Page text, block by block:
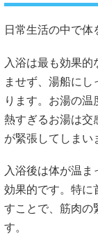
日常生活の中で体
入浴は最も効果
ませず、湯船に
ります。お湯の温
熱すぎるお湯は交
が緊張してしまい
入浴後は体が温ま
効果的です。特に
すことで、筋肉の
す。